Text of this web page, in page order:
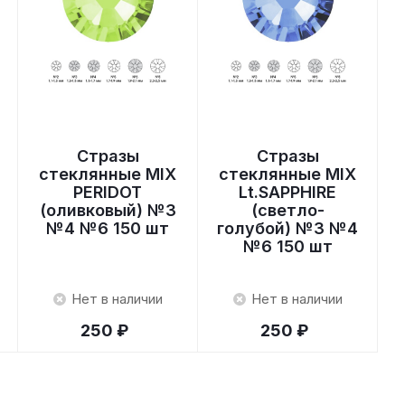
Стразы
стеклянные MIX
PERIDOT
(оливковый) №3
№4 №6 150 шт
Нет в наличии
250 ₽
Стразы
стеклянные MIX
Lt.SAPPHIRE
(светло-
голубой) №3 №4
№6 150 шт
Нет в наличии
250 ₽